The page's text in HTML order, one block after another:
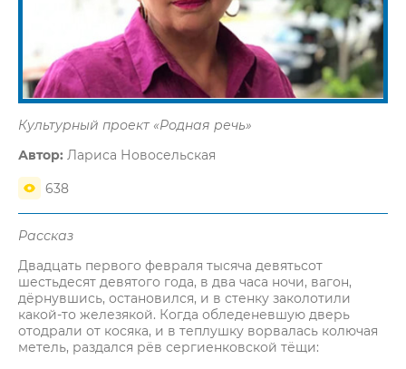
Культурный проект «Родная речь»
Автор: Лариса Новосельская
638
Рассказ
Двадцать первого февраля тысяча девятьсот
шестьдесят девятого года, в два часа ночи, вагон,
дёрнувшись, остановился, и в стенку заколотили
какой-то железякой. Когда обледеневшую дверь
отодрали от косяка, и в теплушку ворвалась колючая
метель, раздался рёв сергиенковской тёщи: